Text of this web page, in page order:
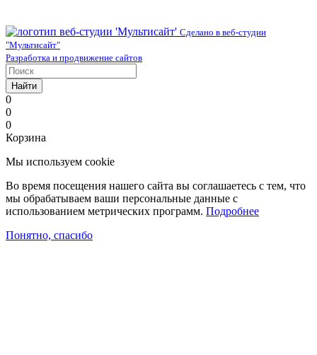
Сделано в веб-студии
"Мультисайт"
Разработка и продвижение сайтов
Найти
0
0
0
Корзина
Мы используем cookie
Во время посещения нашего сайта вы соглашаетесь с тем, что
мы обрабатываем ваши персональные данные с
использованием метрических программ. Подробнее
Понятно, спасибо